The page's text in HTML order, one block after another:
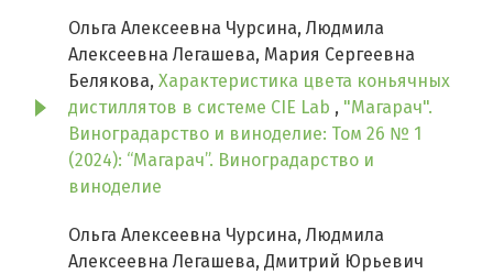
Ольга Алексеевна Чурсина, Людмила
Алексеевна Легашева, Мария Сергеевна
Белякова, Характеристика цвета коньячных
дистиллятов в системе CIE Lab , "Магарач".
Виноградарство и виноделие: Том 26 № 1
(2024): “Магарач”. Виноградарство и
виноделие
Ольга Алексеевна Чурсина, Людмила
Алексеевна Легашева, Дмитрий Юрьевич